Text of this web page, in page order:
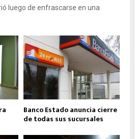
luego de enfrascarse en una
Banco Estado anuncia cierre
de todas sus sucursales